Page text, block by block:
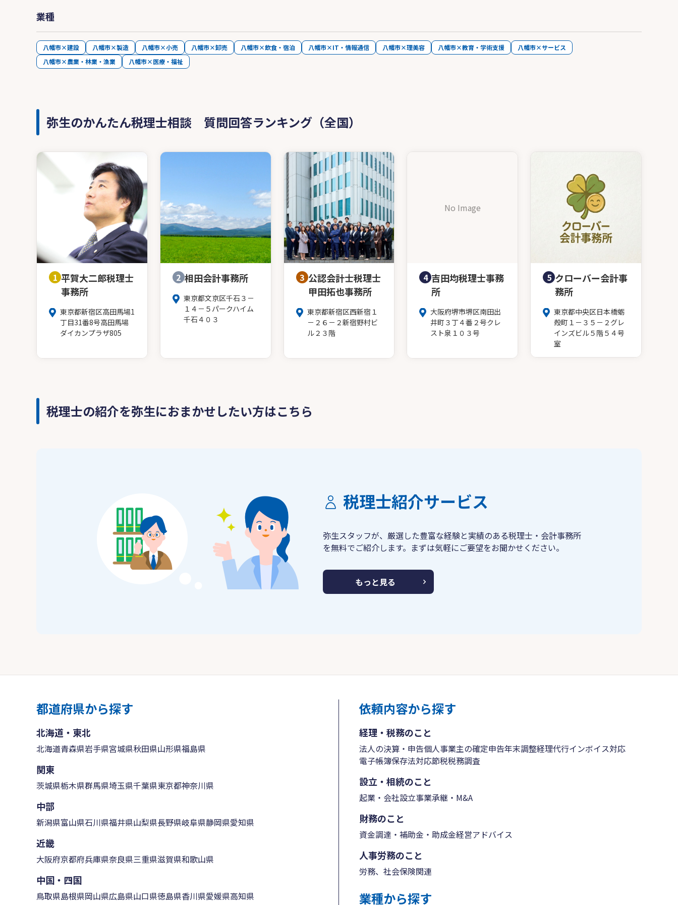
業種
八幡市×建設 八幡市×製造 八幡市×小売 八幡市×卸売 八幡市×飲食・宿泊 八幡市×IT・情報通信 八幡市×理美容 八幡市×教育・学術支援
八幡市×サービス
八幡市×農業・林業・漁業
八幡市×医療・福祉
弥生のかんたん税理士相談 質問回答ランキング（全国）
1 平賀大二郎税理士
事務所
東京都新宿区高田馬場1
丁目31番8号高田馬場
ダイカンプラザ805
2 相田会計事務所
東京都文京区千石３－
１４－５パークハイム
千石４０３
3 公認会計士税理士
甲田拓也事務所
東京都新宿区西新宿１
－２６－２新宿野村ビ
ル２３階
No Image
4 吉田均税理士事務
所
大阪府堺市堺区南田出
井町３丁４番２号クレ
スト泉１０３号
5 クローバー会計事
務所
東京都中央区日本橋蛎
殻町１－３５－２グレ
インズビル５階５４号
室
税理士の紹介を弥生におまかせしたい方はこちら
税理士紹介サービス
弥生スタッフが、厳選した豊富な経験と実績のある税理士・会計事務所
を無料でご紹介します。まずは気軽にご要望をお聞かせください。
もっと見る
都道府県から探す
北海道・東北
北海道青森県岩手県宮城県秋田県山形県福島県
関東
茨城県栃木県群馬県埼玉県千葉県東京都神奈川県
中部
新潟県富山県石川県福井県山梨県長野県岐阜県静岡県愛知県
近畿
大阪府京都府兵庫県奈良県三重県滋賀県和歌山県
中国・四国
鳥取県島根県岡山県広島県山口県徳島県香川県愛媛県高知県
依頼内容から探す
経理・税務のこと
法人の決算・申告個人事業主の確定申告年末調整経理代行インボイス対応
電子帳簿保存法対応節税税務調査
設立・相続のこと
起業・会社設立事業承継・M&A
財務のこと
資金調達・補助金・助成金経営アドバイス
人事労務のこと
労務、社会保険関連
業種から探す